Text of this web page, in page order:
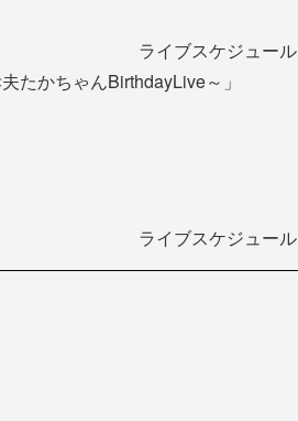
ライブスケジュール
たかちゃんBirthdayLive～」
ライブスケジュール